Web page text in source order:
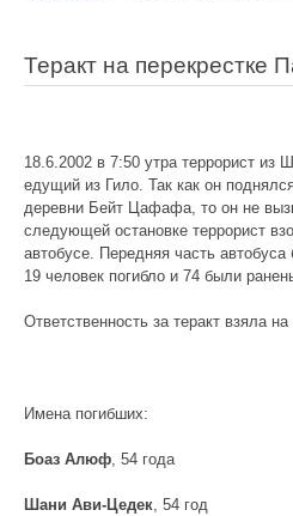
Теракт на перекрестке
18.6.2002 в 7:50 утра террорист из
едущий из Гило. Так как он
деревни Бейт Цафафа, то он не
следующей остановке террорист
автобусе. Передняя часть
19 человек погибло и 74 были
Ответственность за теракт взяла
Имена погибших:
Боаз Алюф , 54 года
Шани Ави-Цедек, 54 год